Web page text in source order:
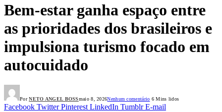
Bem-estar ganha espaço entre
as prioridades dos brasileiros e
impulsiona turismo focado em
autocuidado
Por NETO ANGEL BOSSmaio 8, 2026Nenhum comentário 6 Mins lidos
Facebook Twitter Pinterest LinkedIn Tumblr E-mail